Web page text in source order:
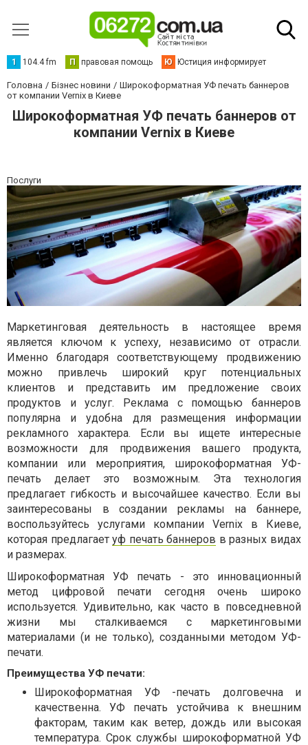
1 104.4 fm П правовая помощь Ю Юстиция информирует
Головна Бізнес новини
Широкоформатная УФ печать баннеров
от компании Vernix в Киеве
Широкоформатная УФ печать баннеров от
компании Vernix в Киеве
Послуги
Маркетинговая деятельность в настоящее время
является ключом к успеху, независимо от отрасли.
Именно благодаря соответствующему продвижению
можно привлечь широкий круг потенциальных
клиентов и представить им предложение своих
продуктов и услуг. Реклама с помощью баннеров
популярна и удобна для размещения информации
рекламного характера. Если вы ищете интересные
возможности для продвижения вашего продукта,
компании или мероприятия, широкоформатная УФ-
печать делает это возможным. Эта технология
предлагает гибкость и высочайшее качество. Если вы
заинтересованы в создании рекламы на баннере,
воспользуйтесь услугами компании Vernix в Киеве,
которая предлагаетуф печать баннеров в разных видах
и размерах.
Широкоформатная УФ печать - это инновационный
метод цифровой печати сегодня очень широко
используется. Удивительно, как часто в повседневной
жизни мы сталкиваемся с маркетинговыми
материалами (и не только), созданными методом УФ-
печати.
Преимущества УФ печати:
Широкоформатная УФ -печать долговечна и
качественна. УФ печать устойчива к внешним
факторам, таким как ветер, дождь или высокая
температура. Срок службы широкоформатной УФ